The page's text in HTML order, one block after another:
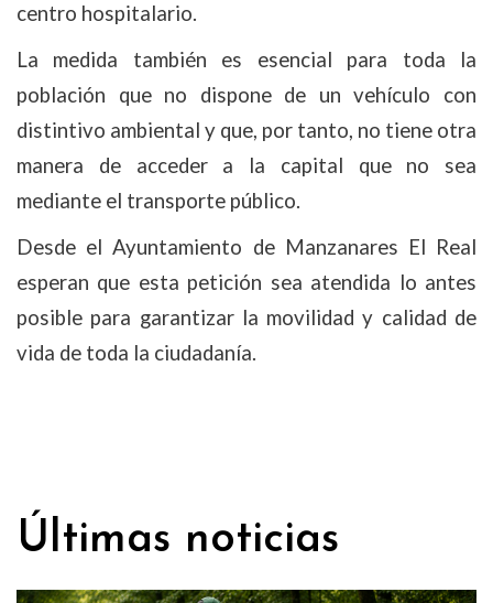
centro hospitalario.
La medida también es esencial para toda la
población que no dispone de un vehículo con
distintivo ambiental y que, por tanto, no tiene otra
manera de acceder a la capital que no sea
mediante el transporte público.
Desde el Ayuntamiento de Manzanares El Real
esperan que esta petición sea atendida lo antes
posible para garantizar la movilidad y calidad de
vida de toda la ciudadanía.
Últimas noticias